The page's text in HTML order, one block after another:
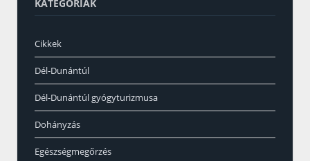
KATEGÓRIÁK
Cikkek
Dél-Dunántúl
Dél-Dunántúl gyógyturizmusa
Dohányzás
Egészségmegőrzés